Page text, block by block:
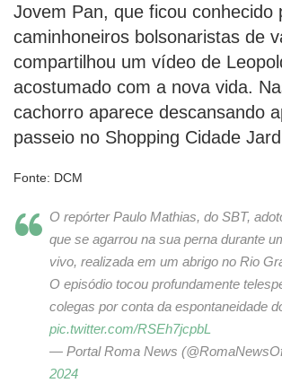
Jovem Pan, que ficou conhecido
caminhoneiros bolsonaristas de
compartilhou um vídeo de
acostumado com a nova vida.
cachorro aparece descansando
passeio no Shopping Cidade
Fonte: DCM
O repórter Paulo Mathias, do SBT,
que se agarrou na sua perna durante
vivo, realizada em um abrigo no Rio
O episódio tocou profundamente
colegas por conta da espontaneidade
pic.twitter.com/RSEh7jcpbL
— Portal Roma News
2024